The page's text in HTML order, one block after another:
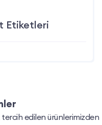
Etiketleri
edilen ürünlerimizden